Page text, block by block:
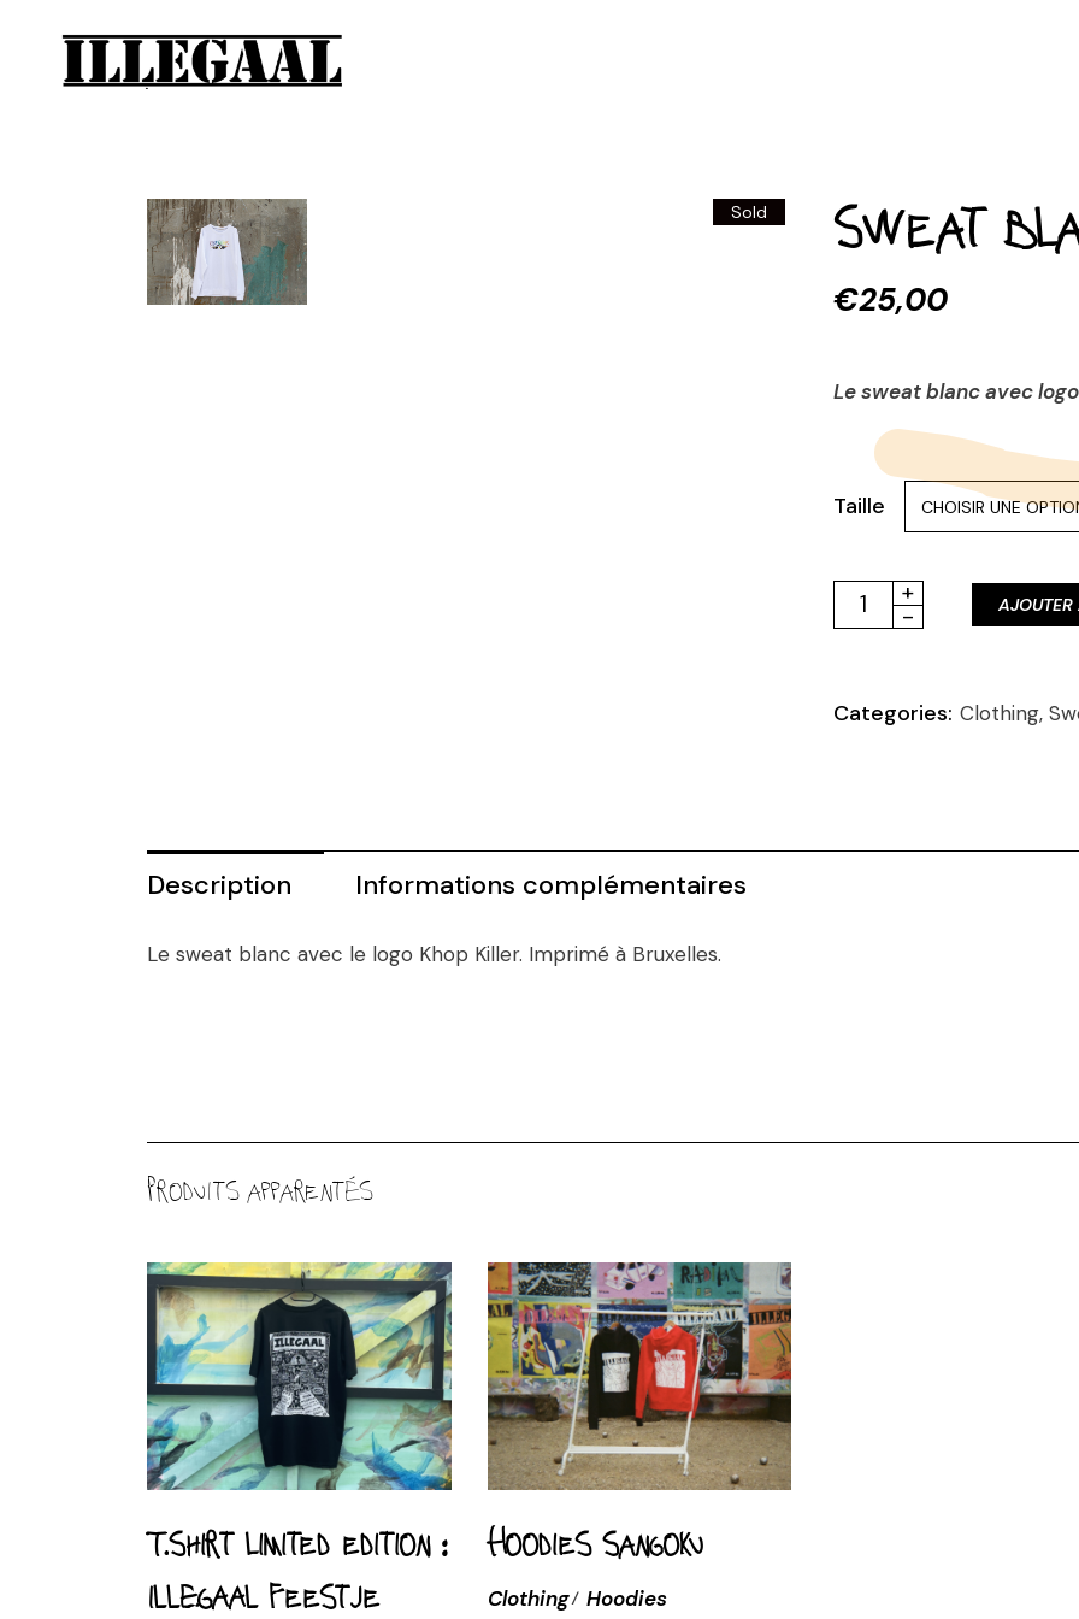
Sold Sweat
€25,00
Le sweat blanc avec
Taille CHOISIR UNE
Sweat blanc Khop Killer
-
+ AJOUTER
Categories: Clothing,
Description Informations complémentaires
Le sweat blanc avec le logo Khop Killer. Imprimé à Bruxelles.
Produits apparentés
T.Shirt limited edition :
ILLEGAAL Feestje
Hoodies Sangoku
Clothing Hoodies